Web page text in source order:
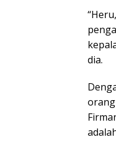
dia.